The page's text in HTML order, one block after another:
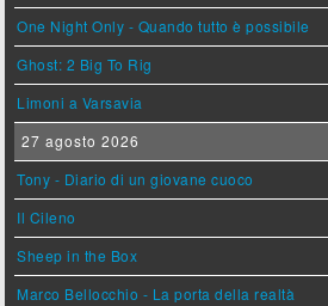
One Night Only - Quando tutto è possibile
Ghost: 2 Big To Rig
Limoni a Varsavia
27 agosto 2026
Tony - Diario di un giovane cuoco
Il Cileno
Sheep in the Box
Marco Bellocchio - La porta della realtà